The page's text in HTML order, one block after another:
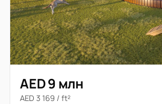
AED 9 млн
AED 3 169 / ft²